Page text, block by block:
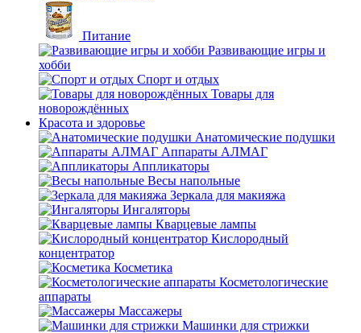
Питание
Развивающие игры и
хобби
Спорт и отдых
Товары для
новорождённых
Красота и здоровье
Анатомические подушки
Аппараты АЛМАГ
Аппликаторы
Весы напольные
Зеркала для макияжа
Ингаляторы
Кварцевые лампы
Кислородный
концентратор
Косметика
Косметологические
аппараты
Массажеры
Машинки для стрижки